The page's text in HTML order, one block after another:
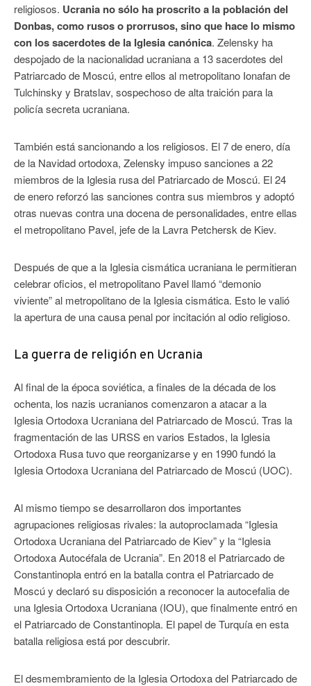
religiosos. Ucrania no sólo ha proscrito a la población del
Donbas, como rusos o prorrusos, sino que hace lo mismo
con los sacerdotes de la Iglesia canónica. Zelensky ha
despojado de la nacionalidad ucraniana a 13 sacerdotes del
Patriarcado de Moscú, entre ellos al metropolitano Ionafan de
Tulchinsky y Bratslav, sospechoso de alta traición para la
policía secreta ucraniana.
También está sancionando a los religiosos. El 7 de enero, día
de la Navidad ortodoxa, Zelensky impuso sanciones a 22
miembros de la Iglesia rusa del Patriarcado de Moscú. El 24
de enero reforzó las sanciones contra sus miembros y adoptó
otras nuevas contra una docena de personalidades, entre ellas
el metropolitano Pavel, jefe de la Lavra Petchersk de Kiev.
Después de que a la Iglesia cismática ucraniana le permitieran
celebrar oficios, el metropolitano Pavel llamó “demonio
viviente” al metropolitano de la Iglesia cismática. Esto le valió
la apertura de una causa penal por incitación al odio religioso.
La guerra de religión en Ucrania
Al final de la época soviética, a finales de la década de los
ochenta, los nazis ucranianos comenzaron a atacar a la
Iglesia Ortodoxa Ucraniana del Patriarcado de Moscú. Tras la
fragmentación de las URSS en varios Estados, la Iglesia
Ortodoxa Rusa tuvo que reorganizarse y en 1990 fundó la
Iglesia Ortodoxa Ucraniana del Patriarcado de Moscú (UOC).
Al mismo tiempo se desarrollaron dos importantes
agrupaciones religiosas rivales: la autoproclamada “Iglesia
Ortodoxa Ucraniana del Patriarcado de Kiev” y la “Iglesia
Ortodoxa Autocéfala de Ucrania”. En 2018 el Patriarcado de
Constantinopla entró en la batalla contra el Patriarcado de
Moscú y declaró su disposición a reconocer la autocefalia de
una Iglesia Ortodoxa Ucraniana (IOU), que finalmente entró en
el Patriarcado de Constantinopla. El papel de Turquía en esta
batalla religiosa está por descubrir.
El desmembramiento de la Iglesia Ortodoxa del Patriarcado de